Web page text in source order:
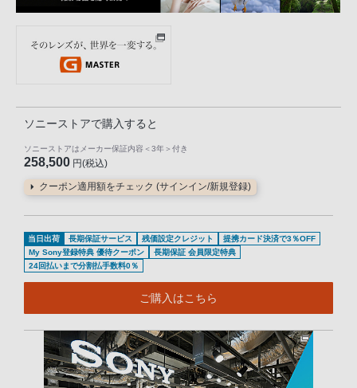
ソニーストアで購入すると
ソニーストアはメーカー保証内容 ＜3年＞ 付き
258,500 円(税込)
クーポン適用額をチェック (サインイン/新規登録)
当日出荷 長期保証サービス 残価設定クレジット
提携カード決済で3％OFF
My Sony登録特典 優待クーポン
長期保証 会員限定特典
24回払いまで分割払手数料0％
ご購入はこちら